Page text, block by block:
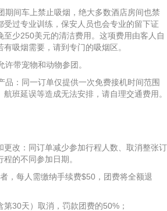
期间车上禁止吸烟，绝大多数酒店房间也禁
受过专业训练，保安人员也会专业的留下证
至少250美元的清洁费用。这项费用由客人自
吸烟需要，请到专门的吸烟区。
带宠物和动物参团。
品：同一订单仅提供一次免费接机时间范围
班延误等造成无法安排，请自理交通费用。
更改：同订单减少参加行程人数、取消整张订
的不同参加日期。
，每人需缴纳手续费$50，团费将全额退
30天）取消，罚款团费的50%；